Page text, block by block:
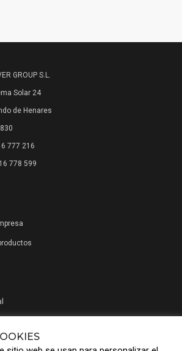
GROUP S.L.
Solar 24
de Henares
777 216
778 599